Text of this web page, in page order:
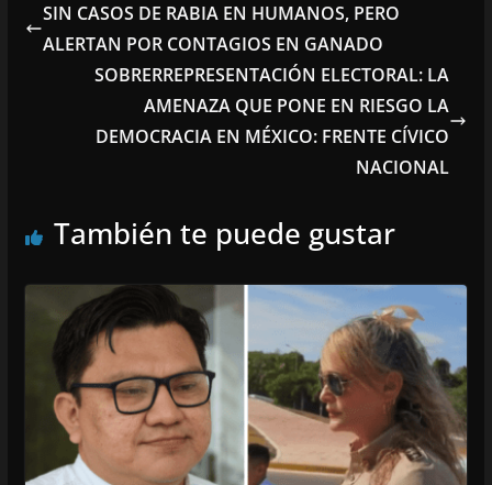
SIN CASOS DE RABIA EN HUMANOS, PERO
ALERTAN POR CONTAGIOS EN GANADO
SOBRERREPRESENTACIÓN ELECTORAL: LA
AMENAZA QUE PONE EN RIESGO LA
DEMOCRACIA EN MÉXICO: FRENTE CÍVICO
NACIONAL
También te puede gustar